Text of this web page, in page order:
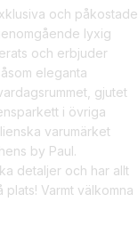
och påkostade
lyxig
och erbjuder
eleganta
gjutet
i övriga
varumärket
by Paul.
detaljer och har allt
Varmt välkomna